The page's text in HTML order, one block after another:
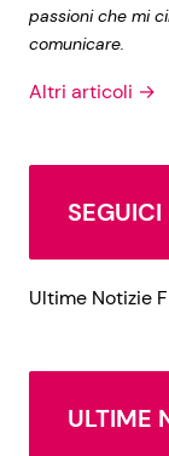
passioni che mi
comunicare.
Altri articoli →
Ultime Notizie
ULTIME